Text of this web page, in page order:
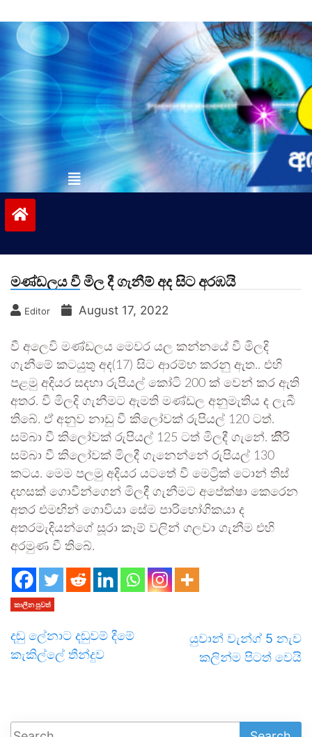
to
contentvinivida.lk
මණ්ඩලය වී මිල දී ගැනීම් අද සිට අරඹයි
Editor August 17, 2022
වී අලෙවි මණ්ඩලය මෙවර යල කන්නයේ වී මිලදි
ගැනීමේ කටයුතු අද(17) සිට ආරම්භ කරනු ඇත.. එහි
පළමු අදියර සදහා රුපියල් කෝටි 200 ක් වෙන් කර ඇති
අතර. වී මිලදි ගැනීමට ඇමති මණ්ඩල අනුමැතිය ද ලැබී
තිබේ. ඒ අනුව නාඩු වී කිලෝවක් රුපියල් 120 ටත්.
සම්බා වී කිලෝවක් රුපියල් 125 ටත් මිලදී ගැනේ. කිීරි
සම්බා වී කිලෝවක් මිලදී ගැනෙන්නේ රුපියල් 130
කටය. මෙම පලමු අදියර යටතේ වී මෙට්‍රික් ටොන් තිස්
දහසක් ගොවීන්ගෙන් මිලදී ගැනීමට අපේක්ෂා කෙරෙන
අතර එමඟින් ගොවියා සේම පාරිභෝගිකයා ද
අතරමැදියන්ගේ සූරා කෑම් වලින් ගලවා ගැනීම එහි
අරමුණ වී තිබේ.
කාලීන පුවත්
දඬු ලේනාට දඬුවම් දීමේ
කැකිල්ලේ තීන්දුව
යුවාන් වැන්ග් 5 නැව
කලින්ම පිටත් වෙයි